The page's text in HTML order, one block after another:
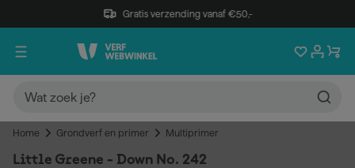
Gratis verzending vanaf €50,-
Home Grondverf en primer Multiprimer
Little Greene - Down No. 242